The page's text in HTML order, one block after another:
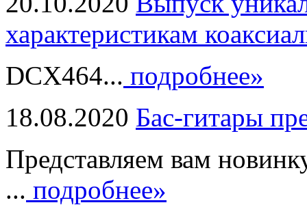
характеристикам
DCX464... подробнее»
18.08.2020 Бас-гитары
Представляем вам
... подробнее»